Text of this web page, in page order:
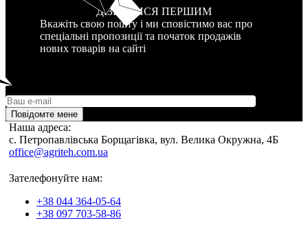
ДІЗНАТИСЯ ПЕРШИМ
Вкажіть свою пошту і ми сповістимо вас про
спеціальні пропозиції та початок продажів
нових товарів на сайті
Повідомте мене
Наша адреса:
c. Петропавлівська Борщагівка, вул. Велика Окружна, 4Б
office@agriteh.com.ua
Зателефонуйте нам:
+38 044 364-05-64
+38 097 703-58-86